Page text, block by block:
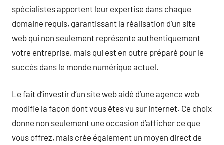
spécialistes apportent leur expertise dans chaque
domaine requis, garantissant la réalisation d’un site
web qui non seulement représente authentiquement
votre entreprise, mais qui est en outre préparé pour le
succès dans le monde numérique actuel.
Le fait d’investir d’un site web aidé d’une agence web
modifie la façon dont vous êtes vu sur internet. Ce choix
donne non seulement une occasion d’afficher ce que
vous offrez, mais crée également un moyen direct de